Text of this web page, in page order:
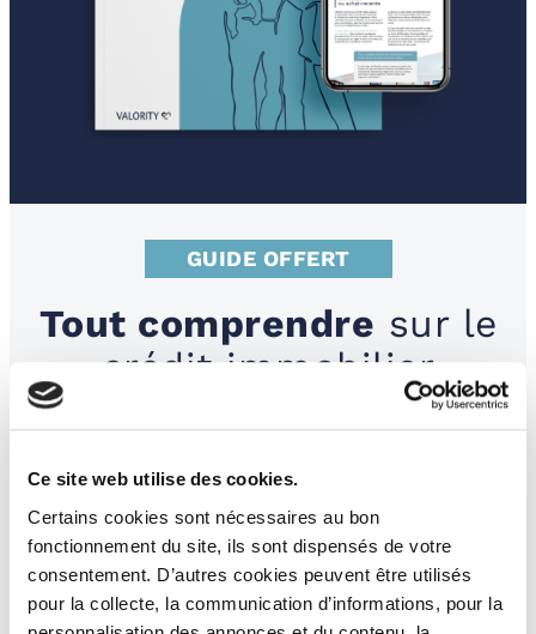
Ce site web utilise des cookies.
Certains cookies sont nécessaires au bon
fonctionnement du site, ils sont dispensés de votre
consentement. D’autres cookies peuvent être utilisés
pour la collecte, la communication d’informations, pour la
GUIDE OFFERT
Tout comprendre sur le
crédit immobilier
Découvrez comment financer votre projet
Nom